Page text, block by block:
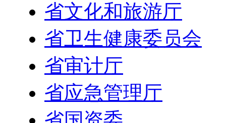
省文化和旅游厅
省卫生健康委员会
省审计厅
省应急管理厅